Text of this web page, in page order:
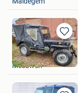
Bewaren
in
Mijn
Jan
Meeuwen